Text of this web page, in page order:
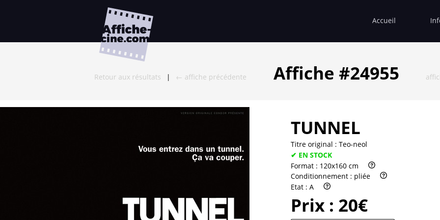
Accueil
Retour aux résultats | ← affiche précédente Affiche #24955
TUNNEL
Titre original : Teo-neol
✔ EN STOCK
Format : 120x160 cm
Conditionnement : pliée
Etat : A
Prix : 20€